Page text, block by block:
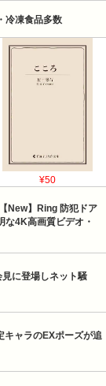
冷凍食品多数
¥50
New】Ring 防犯ドア
な4K高画質ビデオ・
に登場しネット騒
キャラのEXポーズが追